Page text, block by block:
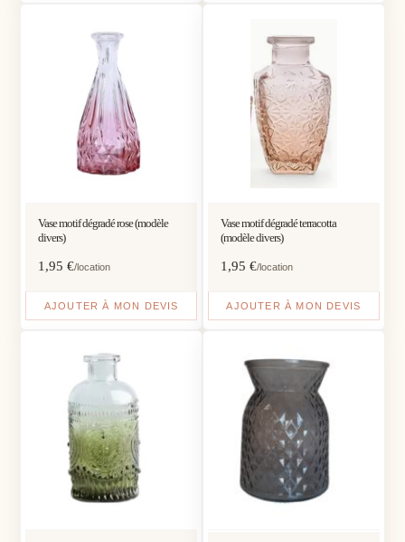
Vase motif dégradé rose (modèle
divers)
1,95€/location
AJOUTER À MON DEVIS
Vase motif dégradé terracotta
(modèle divers)
1,95 €/location
AJOUTER À MON DEVIS